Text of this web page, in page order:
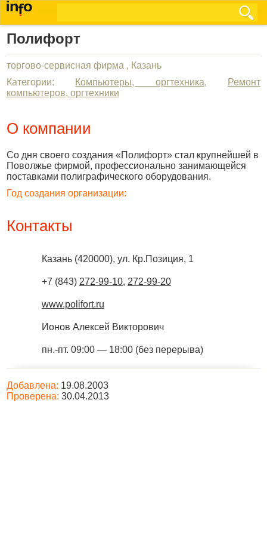
Полифорт
торгово-сервисная фирма , Казань
Категории: Компьютеры, оргтехника,
Ремонт
компьютеров, оргтехники
О компании
Со дня своего создания «Полифорт» стал крупнейшей в
Поволжье фирмой, профессионально занимающейся
поставками полиграфического оборудования.
Год создания организации:
Контакты
Казань (420000), ул. Кр.Позиция, 1
+7 (843) 272-99-10, 272-99-20
www.polifort.ru
Ионов Алексей Викторович
пн.-пт. 09:00 — 18:00 (без перерыва)
Добавлена: 19.08.2003
Проверена: 30.04.2013